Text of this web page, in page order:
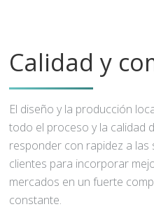
Calidad y
El diseño y la producción
todo el proceso y la calidad
responder con rapidez a
clientes para incorporar
mercados en un fuerte
constante.